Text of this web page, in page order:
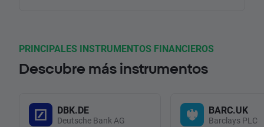
PRINCIPALES INSTRUMENTOS FINANCIEROS
Descubre más instrumentos
DBK.DE
Deutsche Bank AG
BARC.UK
Barclays PLC